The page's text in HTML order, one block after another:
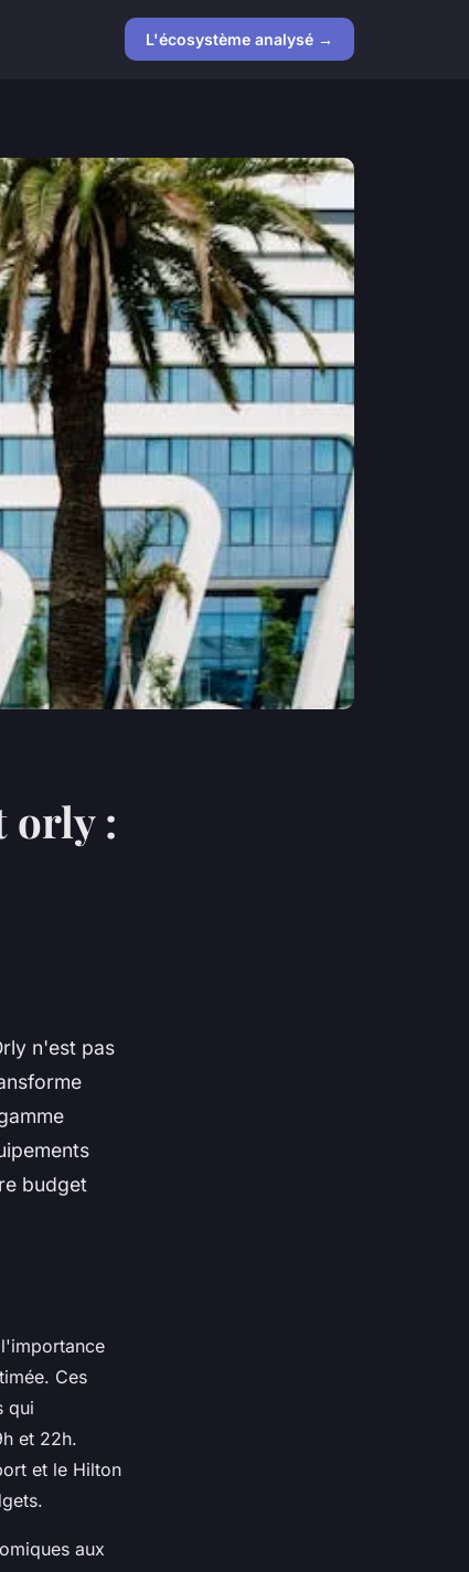
L'écosystème analysé →
orly :
n'est pas
budget
Ces
qui
et 22h.
et le Hilton
aux